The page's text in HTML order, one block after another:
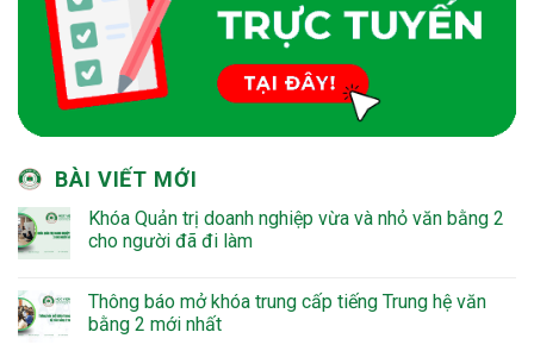
BÀI VIẾT MỚI
Khóa Quản trị doanh nghiệp vừa và nhỏ văn bằng 2
cho người đã đi làm
Thông báo mở khóa trung cấp tiếng Trung hệ văn
bằng 2 mới nhất